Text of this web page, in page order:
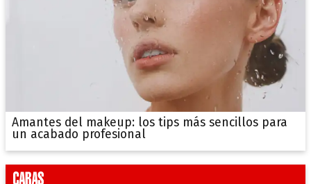
Amantes del makeup: los tips más sencillos para
un acabado profesional